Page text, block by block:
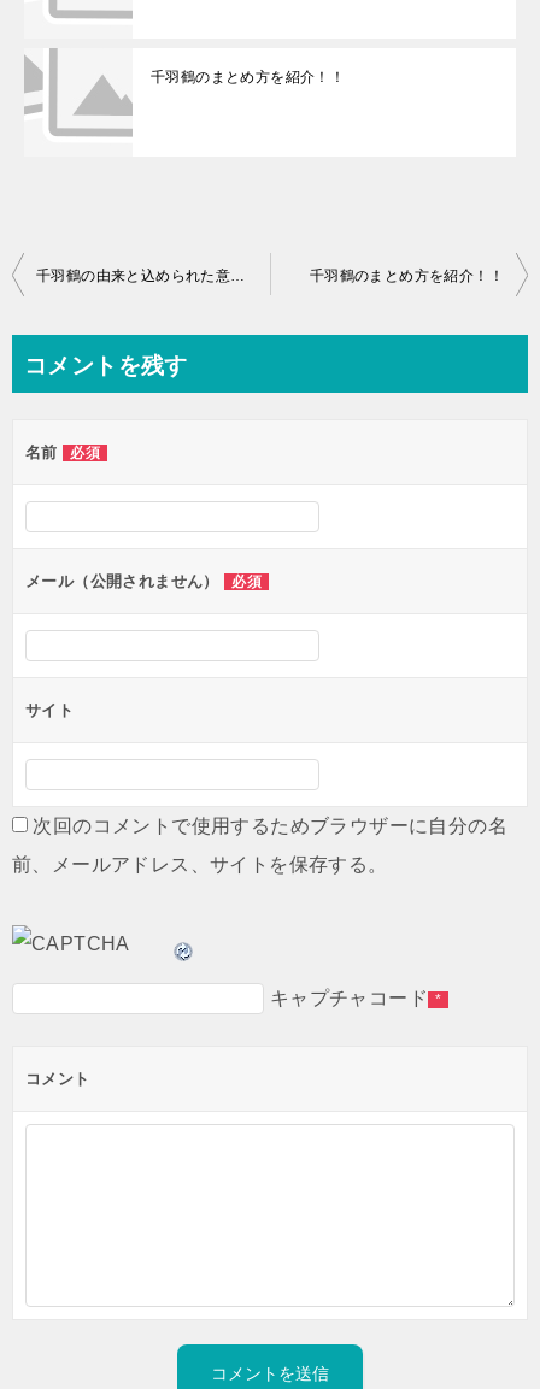
千羽鶴のまとめ方を紹介！！
投
ビ
ー
シ
ン
千羽鶴の由来と込められた意味とは？ 千羽鶴のまとめ方を紹介！！
コメントを残す
名前 必須
メール（公開されません） 必須
サイト
次回のコメントで使用するためブラウザーに自分の名
前、メールアドレス、サイトを保存する。
キャプチャコード *
コメント